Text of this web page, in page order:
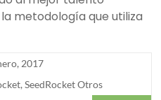
metodología que utiliza
2017
,SeedRocket Otros